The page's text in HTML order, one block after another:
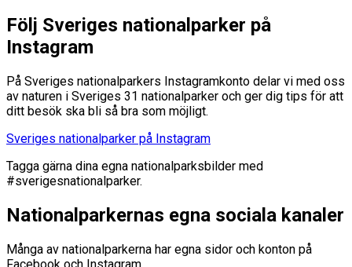
Följ Sveriges nationalparker på
Instagram
På Sveriges nationalparkers Instagramkonto delar vi med oss
av naturen i Sveriges 31 nationalparker och ger dig tips för att
ditt besök ska bli så bra som möjligt.
Sveriges nationalparker på Instagram
Tagga gärna dina egna nationalparksbilder med
#sverigesnationalparker.
Nationalparkernas egna sociala kanaler
Många av nationalparkerna har egna sidor och konton på